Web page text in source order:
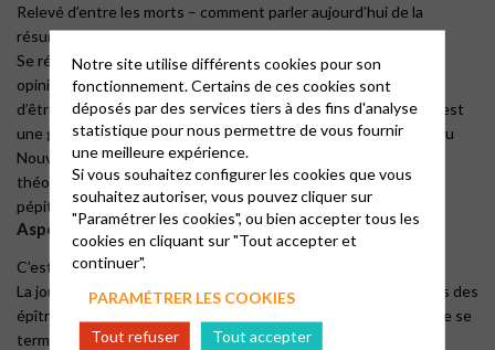
Relevé d’entre les morts – comment parler aujourd’hui de la
résurrection ?
Se réunir, ouvrir la Bible, discuter, débattre, confronter nos
opinions. Tout cela sans qu’il soit nécessaire d’être un érudit,
d’être diplômé et de connaître les subtilités de la théologie. C’est
une grande chance d’avoir la présence d’un grand spécialiste du
Nouveau Testament, et en particulier de la pensée et de la
théologie de Paul. Il nous aidera à cheminer et à découvrir des
pépites.
Aspects pratiques
C’est gratuit !
La journée se déroulera en 3 temps, autour de quelques textes des
épîtres pauliniennes : 10h30 à 12h30, 14h à 17h30 et la journée se
terminera par un culte célébré à partir de 18 heures, lequel
Notre site utilise différents cookies pour son
fonctionnement. Certains de ces cookies sont
déposés par des services tiers à des fins d'analyse
statistique pour nous permettre de vous fournir
une meilleure expérience.
Si vous souhaitez configurer les cookies que vous
souhaitez autoriser, vous pouvez cliquer sur
"Paramétrer les cookies", ou bien accepter tous les
cookies en cliquant sur "Tout accepter et
continuer".
PARAMÉTRER LES COOKIES
Tout refuser
Tout accepter